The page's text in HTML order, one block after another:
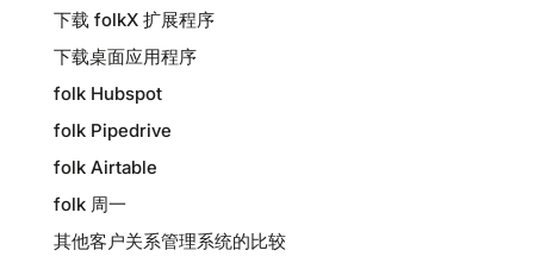
下载 folkX 扩展程序
下载桌面应用程序
folk Hubspot
folk Pipedrive
folk Airtable
folk 周一
其他客户关系管理系统的比较